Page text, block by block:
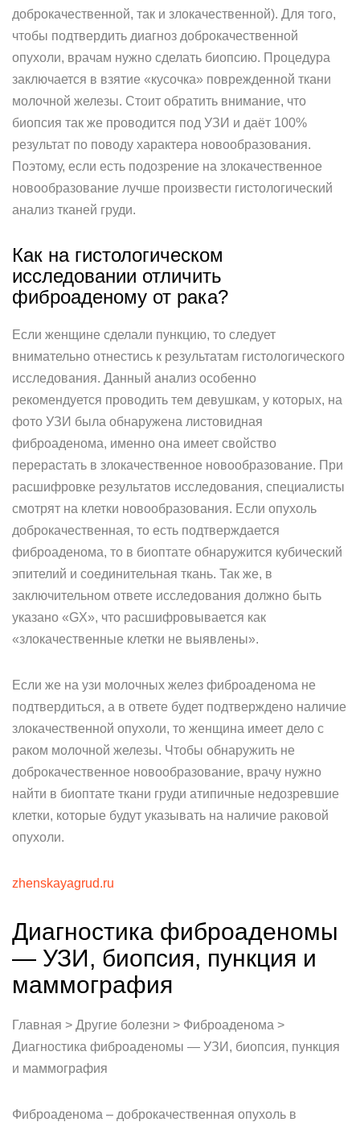
доброкачественной, так и злокачественной). Для того,
чтобы подтвердить диагноз доброкачественной
опухоли, врачам нужно сделать биопсию. Процедура
заключается в взятие «кусочка» поврежденной ткани
молочной железы. Стоит обратить внимание, что
биопсия так же проводится под УЗИ и даёт 100%
результат по поводу характера новообразования.
Поэтому, если есть подозрение на злокачественное
новообразование лучше произвести гистологический
анализ тканей груди.
Как на гистологическом
исследовании отличить
фиброаденому от рака?
Если женщине сделали пункцию, то следует
внимательно отнестись к результатам гистологического
исследования. Данный анализ особенно
рекомендуется проводить тем девушкам, у которых, на
фото УЗИ была обнаружена листовидная
фиброаденома, именно она имеет свойство
перерастать в злокачественное новообразование. При
расшифровке результатов исследования, специалисты
смотрят на клетки новообразования. Если опухоль
доброкачественная, то есть подтверждается
фиброаденома, то в биоптате обнаружится кубический
эпителий и соединительная ткань. Так же, в
заключительном ответе исследования должно быть
указано «GX», что расшифровывается как
«злокачественные клетки не выявлены».
Если же на узи молочных желез фиброаденома не
подтвердиться, а в ответе будет подтверждено наличие
злокачественной опухоли, то женщина имеет дело с
раком молочной железы. Чтобы обнаружить не
доброкачественное новообразование, врачу нужно
найти в биоптате ткани груди атипичные недозревшие
клетки, которые будут указывать на наличие раковой
опухоли.
zhenskayagrud.ru
Диагностика фиброаденомы
— УЗИ, биопсия, пункция и
маммография
Главная > Другие болезни > Фиброаденома >
Диагностика фиброаденомы — УЗИ, биопсия, пункция
и маммография
Фиброаденома – доброкачественная опухоль в